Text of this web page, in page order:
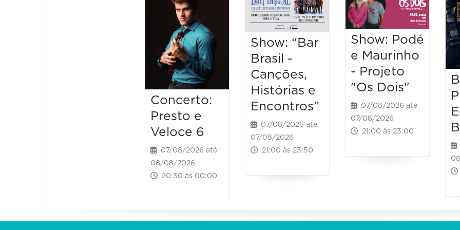
Concerto:
Presto e
Veloce 6
07/08/2026 até
08/08/2026
20:30 às 00:00
Show: “Bar
Brasil -
Canções,
Histórias e
Encontros”
07/08/2026 até
07/08/2026
21:00 às 23:50
Show: Podé
e Maurinho
- Projeto
"Os Dois"
07/08/2026 até
07/08/2026
21:00 às 23:00